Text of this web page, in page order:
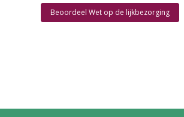
Beoordeel Wet op de lijkbezorging